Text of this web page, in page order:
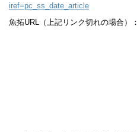
iref=pc_ss_date_article
魚拓URL（上記リンク切れの場合）：